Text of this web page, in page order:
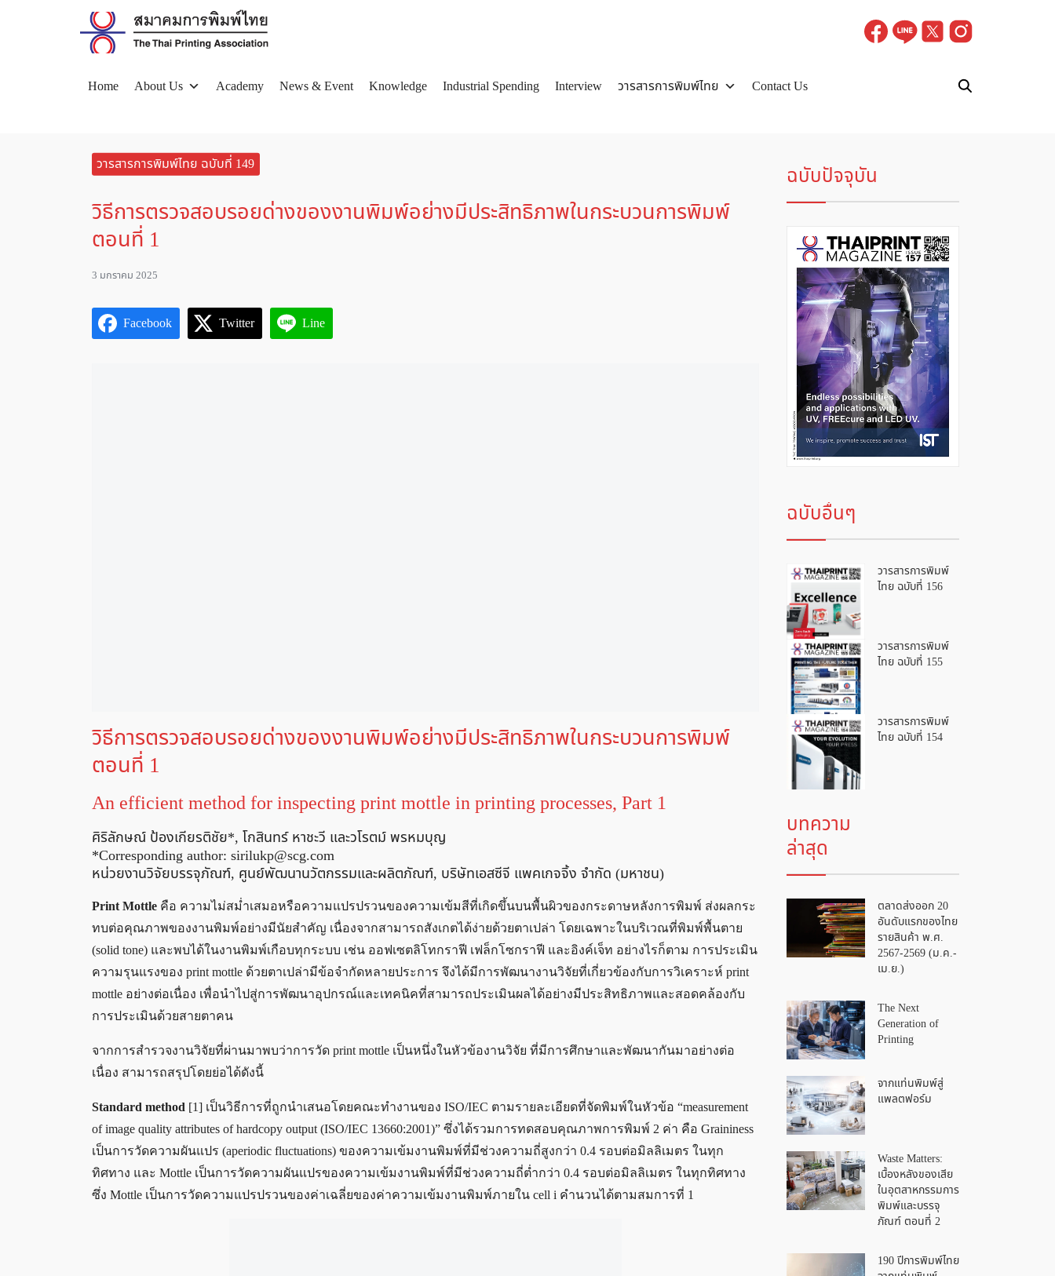
Home About Us Academy News & Event Knowledge Industrial Spending Interview วารสารการพิมพ์ไทย
Contact Us
วารสารการพิมพ์ไทย ฉบับที่ 149
วิธีการตรวจสอบรอยด่างของงานพิมพ์อย่างมีประสิทธิภาพในกระบวนการพิมพ์
ตอนที่ 1
3 มกราคม 2025
Facebook Twitter Line
วิธีการตรวจสอบรอยด่างของงานพิมพ์อย่างมีประสิทธิภาพในกระบวนการพิมพ์
ตอนที่ 1
An efficient method for inspecting print mottle in printing processes, Part 1
ศิริลักษณ์ ป้องเกียรติชัย*, โกสินทร์ หาชะวี และวโรตม์ พรหมบุญ
*Corresponding author: sirilukp@scg.com
หน่วยงานวิจัยบรรจุภัณฑ์, ศูนย์พัฒนานวัตกรรมและผลิตภัณฑ์, บริษัทเอสซีจี แพคเกจจิ้ง จำกัด (มหาชน)
Print Mottle คือ ความไม่สม่ำเสมอหรือความแปรปรวนของความเข้มสีที่เกิดขึ้นบนพื้นผิวของกระดาษหลังการพิมพ์ ส่งผลกระ
ทบต่อคุณภาพของงานพิมพ์อย่างมีนัยสำคัญ เนื่องจากสามารถสังเกตได้ง่ายด้วยตาเปล่า โดยเฉพาะในบริเวณที่พิมพ์พื้นตาย
(solid tone) และพบได้ในงานพิมพ์เกือบทุกระบบ เช่น ออฟเซตลิโทกราฟี เฟล็กโซกราฟี และอิงค์เจ็ท อย่างไรก็ตาม การประเมิน
ความรุนแรงของ print mottle ด้วยตาเปล่ามีข้อจำกัดหลายประการ จึงได้มีการพัฒนางานวิจัยที่เกี่ยวข้องกับการวิเคราะห์ print
mottle อย่างต่อเนื่อง เพื่อนำไปสู่การพัฒนาอุปกรณ์และเทคนิคที่สามารถประเมินผลได้อย่างมีประสิทธิภาพและสอดคล้องกับ
การประเมินด้วยสายตาคน
จากการสำรวจงานวิจัยที่ผ่านมาพบว่าการวัด print mottle เป็นหนึ่งในหัวข้องานวิจัย ที่มีการศึกษาและพัฒนากันมาอย่างต่อ
เนื่อง สามารถสรุปโดยย่อได้ดังนี้
Standard method [1] เป็นวิธีการที่ถูกนำเสนอโดยคณะทำงานของ ISO/IEC ตามรายละเอียดที่จัดพิมพ์ในหัวข้อ “measurement
of image quality attributes of hardcopy output (ISO/IEC 13660:2001)” ซึ่งได้รวมการทดสอบคุณภาพการพิมพ์ 2 ค่า คือ Graininess
เป็นการวัดความผันแปร (aperiodic fluctuations) ของความเข้มงานพิมพ์ที่มีช่วงความถี่สูงกว่า 0.4 รอบต่อมิลลิเมตร ในทุก
ทิศทาง และ Mottle เป็นการวัดความผันแปรของความเข้มงานพิมพ์ที่มีช่วงความถี่ต่ำกว่า 0.4 รอบต่อมิลลิเมตร ในทุกทิศทาง
ซึ่ง Mottle เป็นการวัดความแปรปรวนของค่าเฉลี่ยของค่าความเข้มงานพิมพ์ภายใน cell i คำนวนได้ตามสมการที่ 1
ฉบับปัจจุบัน
ฉบับอื่นๆ
วารสารการพิมพ์
ไทย ฉบับที่ 156
วารสารการพิมพ์
ไทย ฉบับที่ 155
วารสารการพิมพ์
ไทย ฉบับที่ 154
บทความ
ล่าสุด
ตลาดส่งออก 20
อันดับแรกของไทย
รายสินค้า พ.ศ.
2567-2569 (ม.ค.-
เม.ย.)
The Next
Generation of
Printing
จากแท่นพิมพ์สู่
แพลตฟอร์ม
Waste Matters:
เบื้องหลังของเสีย
ในอุตสาหกรรมการ
พิมพ์และบรรจุ
ภัณฑ์ ตอนที่ 2
190 ปีการพิมพ์ไทย